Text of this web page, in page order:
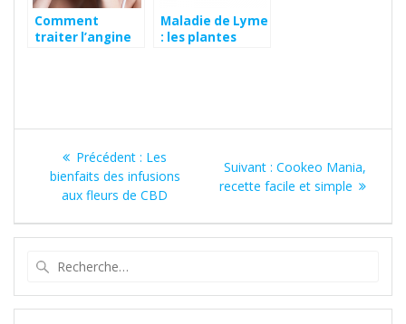
Comment
traiter l’angine
Maladie de Lyme
: les plantes
Navigation
de
l’article
Précédent : Article
précédent
:
Les
bienfaits des infusions
aux fleurs de CBD
Suivant : Article
suivant
Cookeo Mania,
recette facile et simple
: